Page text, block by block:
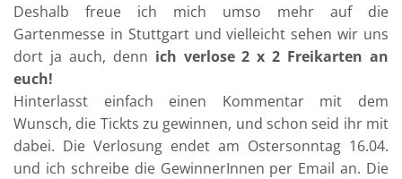
Deshalb freue ich mich umso mehr auf die
Gartenmesse in Stuttgart und vielleicht sehen wir uns
dort ja auch, denn ich verlose 2 x 2 Freikarten an
euch!
Hinterlasst einfach einen Kommentar mit dem
Wunsch, die Tickts zu gewinnen, und schon seid ihr mit
dabei. Die Verlosung endet am Ostersonntag 16.04.
und ich schreibe die GewinnerInnen per Email an. Die